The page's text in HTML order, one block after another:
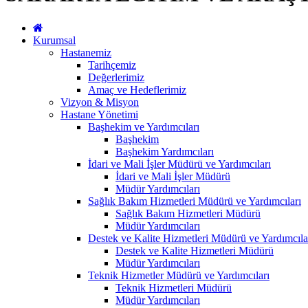
Kurumsal
Hastanemiz
Tarihçemiz
Değerlerimiz
Amaç ve Hedeflerimiz
Vizyon & Misyon
Hastane Yönetimi
Başhekim ve Yardımcıları
Başhekim
Başhekim Yardımcıları
İdari ve Mali İşler Müdürü ve Yardımcıları
İdari ve Mali İşler Müdürü
Müdür Yardımcıları
Sağlık Bakım Hizmetleri Müdürü ve Yardımcıları
Sağlık Bakım Hizmetleri Müdürü
Müdür Yardımcıları
Destek ve Kalite Hizmetleri Müdürü ve
Destek ve Kalite Hizmetleri Müdürü
Müdür Yardımcıları
Teknik Hizmetler Müdürü ve Yardımcıları
Teknik Hizmetleri Müdürü
Müdür Yardımcıları